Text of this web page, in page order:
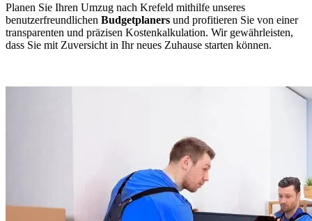
Planen Sie Ihren Umzug nach Krefeld mithilfe unseres
benutzerfreundlichen Budgetplaners und profitieren Sie von einer
transparenten und präzisen Kostenkalkulation. Wir gewährleisten,
dass Sie mit Zuversicht in Ihr neues Zuhause starten können.